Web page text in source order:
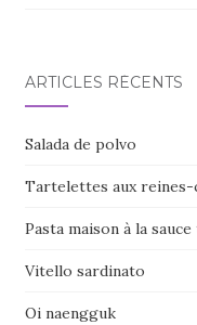
ARTICLES RÉCENTS
Salada de polvo
Tartelettes aux reines-
Pasta maison à la
Vitello sardinato
Oi naengguk